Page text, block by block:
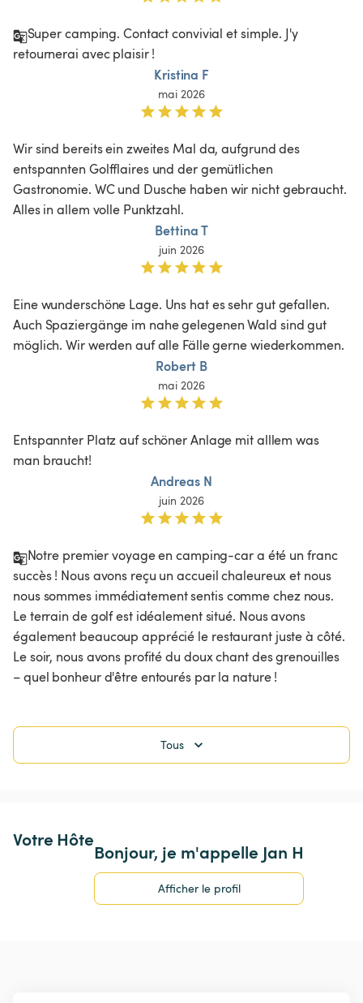
Super camping. Contact convivial et simple. J'y
retournerai avec plaisir !
Kristina F
mai 2026
Wir sind bereits ein zweites Mal da, aufgrund des
entspannten Golfflaires und der gemütlichen
Gastronomie. WC und Dusche haben wir nicht gebraucht.
Alles in allem volle Punktzahl.
Bettina T
juin 2026
Eine wunderschöne Lage. Uns hat es sehr gut gefallen.
Auch Spaziergänge im nahe gelegenen Wald sind gut
möglich. Wir werden auf alle Fälle gerne wiederkommen.
Robert B
mai 2026
Entspannter Platz auf schöner Anlage mit alllem was
man braucht!
Andreas N
juin 2026
Notre premier voyage en camping-car a été un franc
succès ! Nous avons reçu un accueil chaleureux et nous
nous sommes immédiatement sentis comme chez nous.
Le terrain de golf est idéalement situé. Nous avons
également beaucoup apprécié le restaurant juste à côté.
Le soir, nous avons profité du doux chant des grenouilles
– quel bonheur d'être entourés par la nature !
Tous
Votre Hôte
Bonjour, je m'appelle Jan H
Afficher le profil